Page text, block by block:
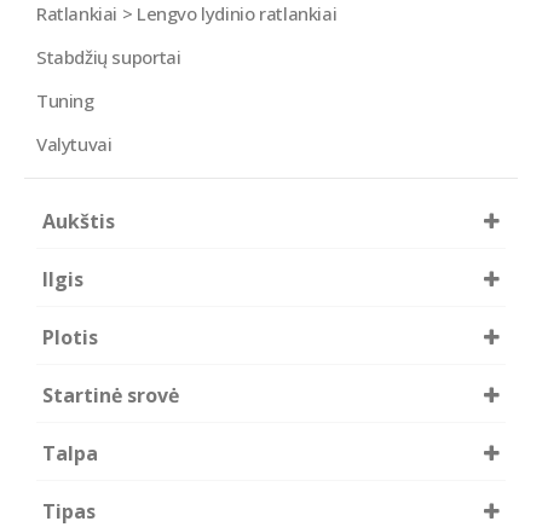
Ratlankiai > Lengvo lydinio ratlankiai
Stabdžių suportai
Tuning
Valytuvai
Aukštis
Ilgis
Plotis
Startinė srovė
Talpa
Tipas